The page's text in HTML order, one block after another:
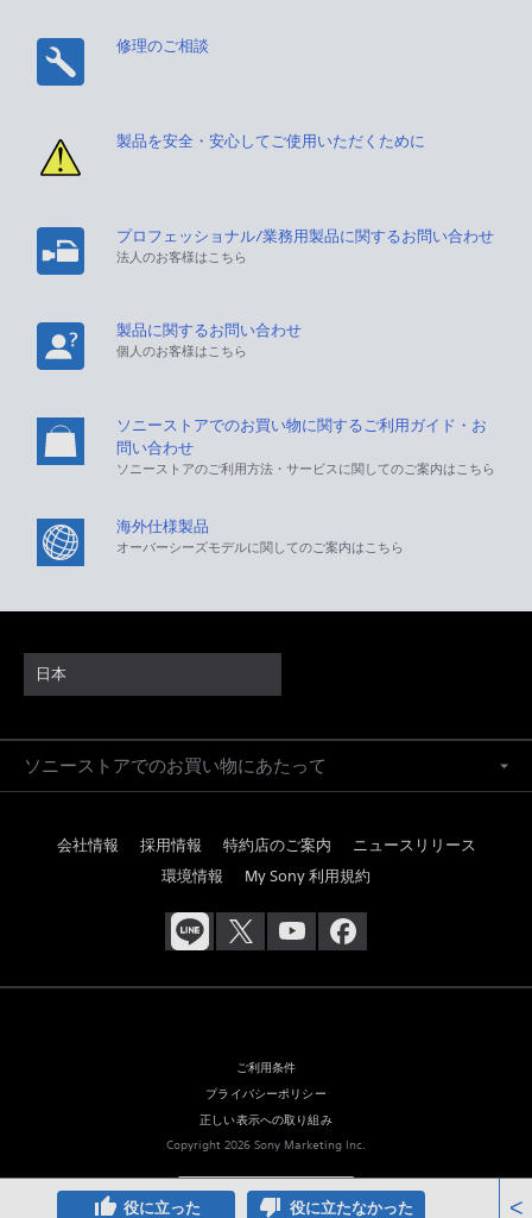
修理のご相談
製品を安全・安心してご使用いただくために
プロフェッショナル/業務用製品に関するお問い合わせ
法人のお客様はこちら
製品に関するお問い合わせ
個人のお客様はこちら
ソニーストアでのお買い物に関するご利用ガイド・お
問い合わせ
ソニーストアのご利用方法・サービスに関してのご案内はこちら
海外仕様製品
オーバーシーズモデルに関してのご案内はこちら
日本
ソニーストアでのお買い物にあたって
会社情報 採用情報 特約店のご案内
ニュースリリース
環境情報
My Sony 利用規約
ご利用条件
プライバシーポリシー
正しい表示への取り組み
Copyright 2026 Sony Marketing Inc.
thumb_up 役に立った thumb_down 役に立たなかった <